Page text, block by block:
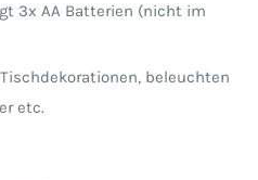
3x AA Batterien (nicht im
beleuchten
etc.